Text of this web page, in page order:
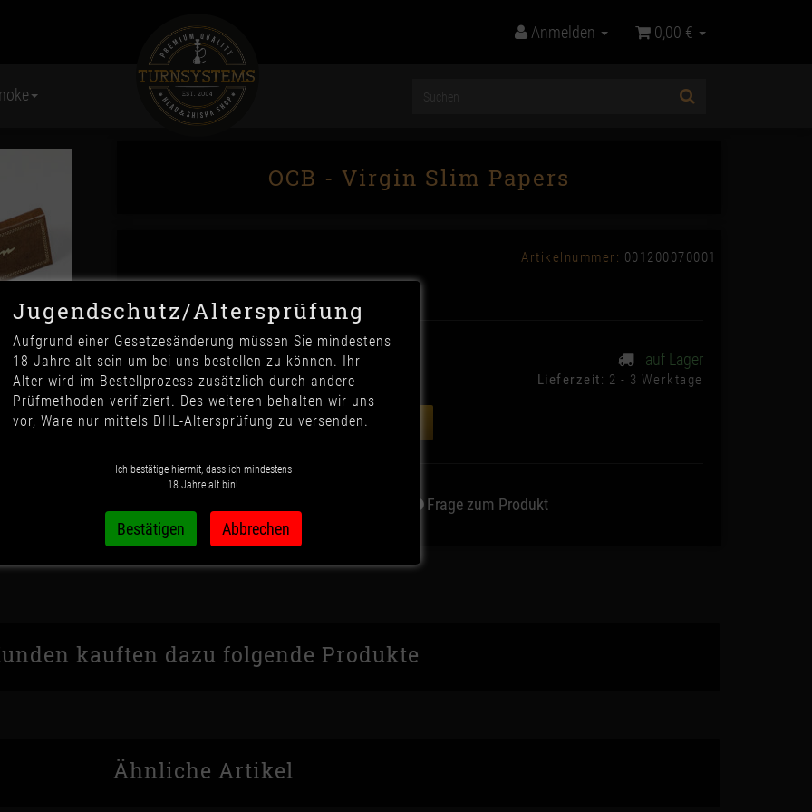
Anmelden 0,00 €
OCB - Virgin Slim Papers
Artikelnummer: 001200070001
1,30 € *
auf Lager
Lieferzeit: 2 - 3 Werktage
IN DEN WARENKORB
Frage zum Produkt
kauften dazu folgende Produkte
Ähnliche Artikel
Jugendschutz/Altersprüfung
Aufgrund einer Gesetzesänderung müssen Sie mindestens
18 Jahre alt sein um bei uns bestellen zu können. Ihr
Alter wird im Bestellprozess zusätzlich durch andere
Prüfmethoden verifiziert. Des weiteren behalten wir uns
vor, Ware nur mittels DHL-Altersprüfung zu versenden.
Ich bestätige hiermit, dass ich mindestens
18 Jahre alt bin!